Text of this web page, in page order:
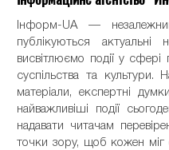
Інформ-UA —
публікуються
висвітлюємо події у сфері
суспільства та культури.
матеріали, експертні
найважливіші події
надавати читачам
точки зору, щоб кожен міг